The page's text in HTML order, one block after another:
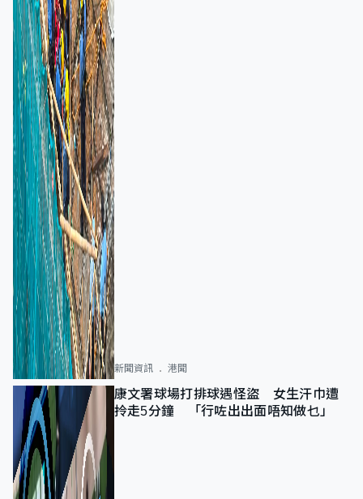
新聞資訊 港聞
康文署球場打排球遇怪盜 女生汗巾遭
拎走5分鐘 「行咗出出面唔知做乜」